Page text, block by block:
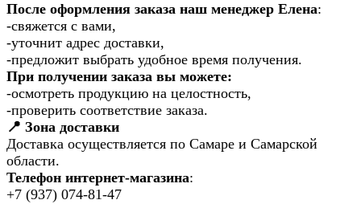
После оформления заказа наш менеджер Елена:
-свяжется с вами,
-уточнит адрес доставки,
-предложит выбрать удобное время получения.
При получении заказа вы можете:
-осмотреть продукцию на целостность,
-проверить соответствие заказа.
📍 Зона доставки
Доставка осуществляется по Самаре и Самарской
области.
Телефон интернет-магазина:
+7 (937) 074-81-47